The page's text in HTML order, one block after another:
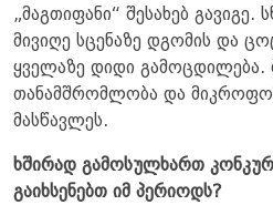
„მაგთიფანი“ შესახებ
მივიღე სცენაზე დგომის და
ყველაზე დიდი გამოცდილება.
თანამშრომლობა და
მასწავლეს.
ხშირად გამოსულხართ
გაიხსენებთ იმ პერიოდს?